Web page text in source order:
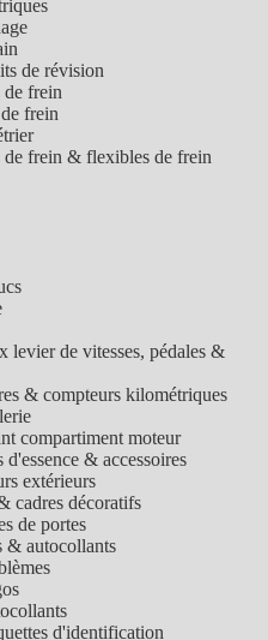
de révision
de frein
frein
de frein & flexibles de frein
levier de vitesses, pédales &
& compteurs kilométriques
compartiment moteur
d'essence & accessoires
extérieurs
cadres décoratifs
de portes
& autocollants
d'identification